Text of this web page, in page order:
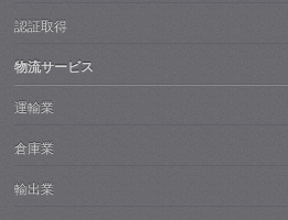
認証取得
物流サービス
運輸業
倉庫業
輸出業